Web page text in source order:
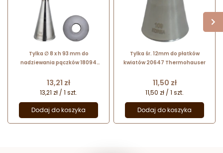
Tylka ∅ 8 x h 93 mm do
nadziewania pączków 18094
Cena
13,21 zł
13,21 zł / 1 szt.
Dodaj do koszyka
Tylka śr. 12mm do płatków
kwiatów 20647 Thermohauser
Cena
11,50 zł
11,50 zł / 1 szt.
Dodaj do koszyka